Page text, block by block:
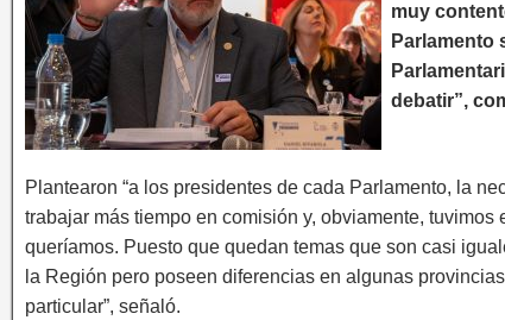
muy
Parlamento
debatir”,
Plantearon “a los presidentes de cada Parlamento, la
trabajar más tiempo en comisión y, obviamente, tuvimos
queríamos. Puesto que quedan temas que son casi
la Región pero poseen diferencias en algunas
particular”, señaló.